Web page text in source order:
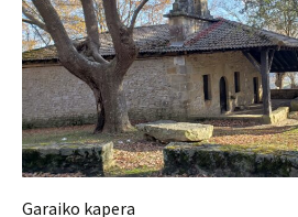
Garaiko kapera